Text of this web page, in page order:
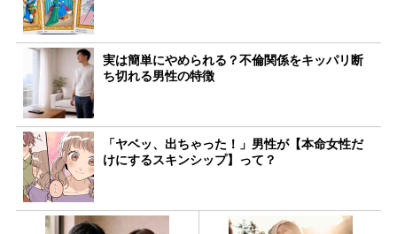
実は簡単にやめられる？不倫関係をキッパリ断
ち切れる男性の特徴
「ヤベッ、出ちゃった！」男性が【本命女性だ
けにするスキンシップ】って？